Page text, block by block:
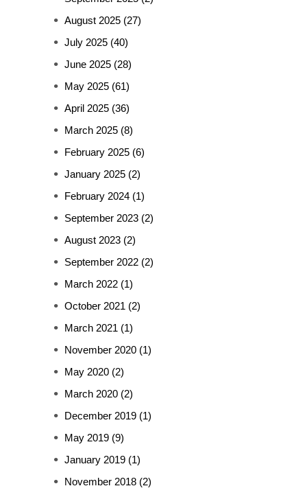
August 2025 (27)
July 2025 (40)
June 2025 (28)
May 2025 (61)
April 2025 (36)
March 2025 (8)
February 2025 (6)
January 2025 (2)
February 2024 (1)
September 2023 (2)
August 2023 (2)
September 2022 (2)
March 2022 (1)
October 2021 (2)
March 2021 (1)
November 2020 (1)
May 2020 (2)
March 2020 (2)
December 2019 (1)
May 2019 (9)
January 2019 (1)
November 2018 (2)